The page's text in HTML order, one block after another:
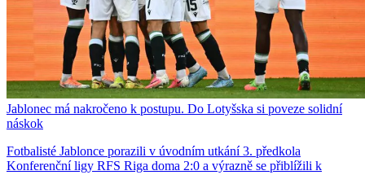
Jablonec má nakročeno k postupu. Do Lotyšska si poveze solidní
náskok
Fotbalisté Jablonce porazili v úvodním utkání 3. předkola
Konferenční ligy RFS Riga doma 2:0 a výrazně se přiblížili k